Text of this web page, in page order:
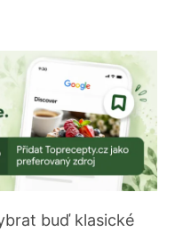
buď klasické